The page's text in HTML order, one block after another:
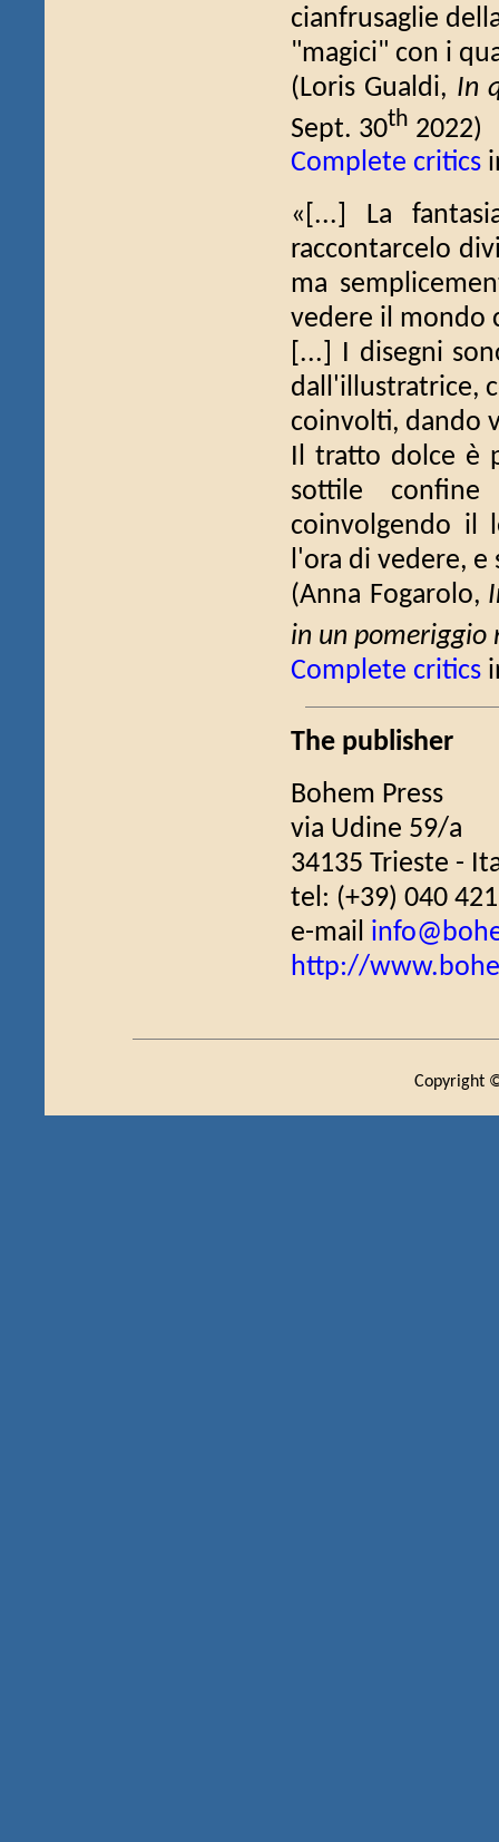
cianfrusaglie
"magici" con i
(Loris Gualdi, In
Sept. 30th 2022)
Complete critics
«[...] La
raccontarcelo
ma
vedere il mondo
[...] I disegni
dall'illustratrice,
coinvolti, dando
Il tratto dolce è
sottile
coinvolgendo il
l'ora di vedere, e
(Anna Fogarolo,
in un pomeriggio
Complete critics
The publisher
Bohem Press
via Udine 59/a
34135 Trieste -
tel: (+39) 040
e-mail
http://
Copyright